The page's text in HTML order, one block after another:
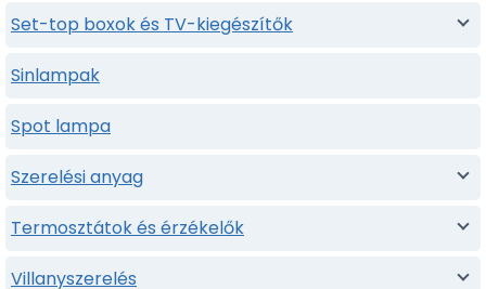
Set-top boxok és TV-kiegészítők
Sinlampak
Spot lampa
Szerelési anyag
Termosztátok és érzékelők
Villanyszerelés